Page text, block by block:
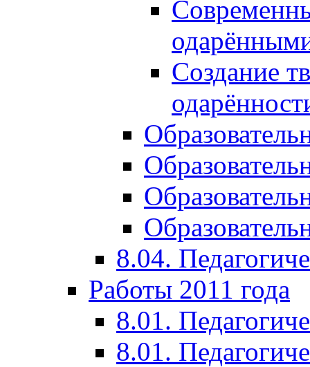
Создание
8.04.
Работы 2011 года
8.01.
8.01.